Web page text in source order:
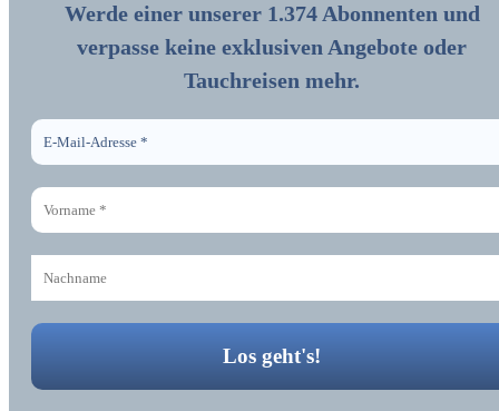
Werde einer unserer 1.374 Abonnenten und
verpasse keine exklusiven Angebote oder
Tauchreisen mehr.